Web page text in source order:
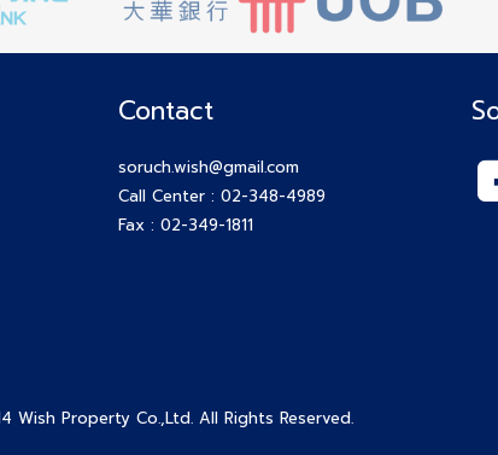
Contact
soruch.wish@gmail.com
Call Center : 02-348-4989
Fax : 02-349-1811
Wish Property Co.,Ltd. All Rights Reserved.